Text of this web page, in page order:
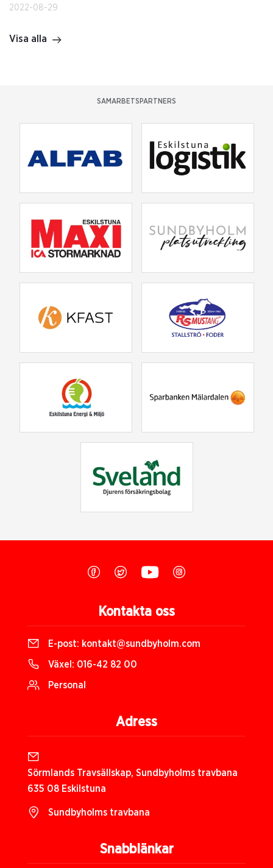
2022-08-29
Visa alla
SAMARBETSPARTNERS
Snabblänkar
Kontakta oss
E-post: kontakt@sundbyholm.com
Växel: 016-42 82 00
Personal
Adress
Sörmlands Travsällskap, Sundbyholms travbana
635 08 Eskilstuna
Sundbyholms travbana